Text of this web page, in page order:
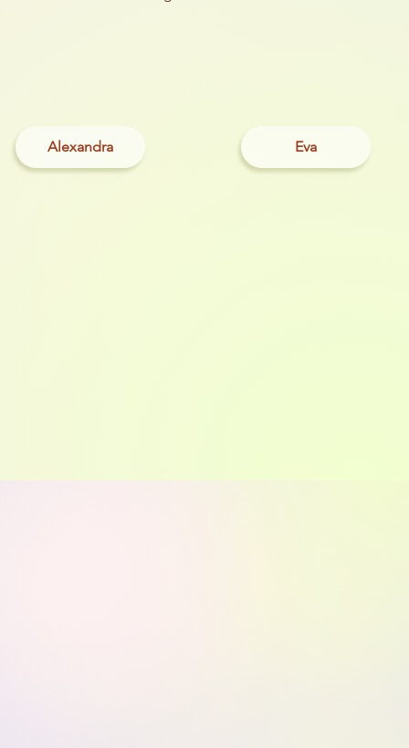
Alexandra Eva